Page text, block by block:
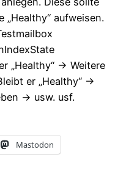
aufweisen.
„Healthy“ -> Weitere
er „Healthy“ ->
-> usw. usf.
Mastodon